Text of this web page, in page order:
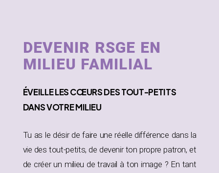
DEVENIR RSGE EN
MILIEU FAMILIAL
ÉVEILLELES CŒURS DES TOUT-PETITS
DANSVOTRE MILIEU
Tu as le désir de faire une réelle différence dans la
vie des tout-petits, de devenir ton propre patron, et
de créer un milieu de travail à ton image ? En tant